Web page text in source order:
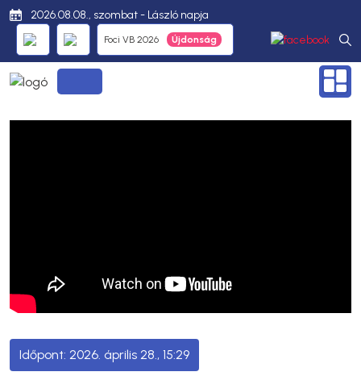
2026.08.08., szombat - László napja
Foci VB 2026
2026. április 28., 15:29